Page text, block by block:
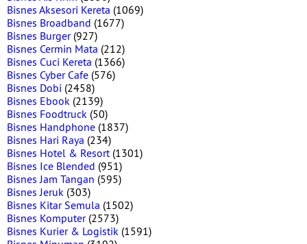
Bisnes Aksesori Kereta (1069)
Bisnes Broadband (1677)
Bisnes Burger(927)
Bisnes Cermin Mata (212)
Bisnes Cuci Kereta (1366)
Bisnes Cyber Cafe (576)
Bisnes Dobi (2458)
Bisnes Ebook (2139)
Bisnes Foodtruck (50)
Bisnes Handphone (1837)
Bisnes Hari Raya (234)
Bisnes Hotel & Resort(1301)
Bisnes Ice Blended (951)
Bisnes Jam Tangan (595)
Bisnes Jeruk (303)
Bisnes Kitar Semula (1502)
Bisnes Komputer(2573)
Bisnes Kurier & Logistik (1591)